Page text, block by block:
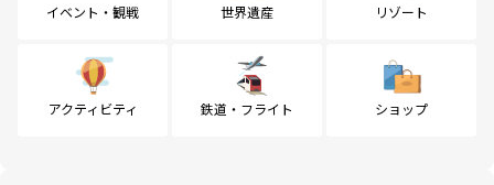
イベント・観戦 世界遺産 リゾート
アクティビティ 鉄道・フライト ショップ